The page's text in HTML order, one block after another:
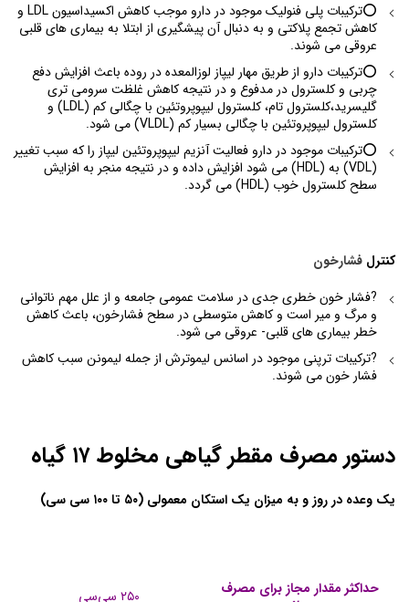
⭕️ترکیبات پلی فنولیک موجود در دارو موجب کاهش اکسیداسیون LDL و
کاهش تجمع پلاکتی و به دنبال آن پیشگیری از ابتلا به بیماری های قلبی
عروقی می شوند.
⭕️ترکیبات دارو از طریق مهار لیپاز لوزالمعده در روده باعث افزایش دفع
چربی و کلسترول در مدفوع و در نتیجه کاهش غلظت سرومی تری
گلیسرید،کلسترول تام، کلسترول لیپوپروتئین با چگالی کم (LDL) و
کلسترول لیپوپروتئین با چگالی بسیار کم (VLDL) می شود.
⭕️ترکیبات موجود در دارو فعالیت آنزیم لیپوپروتئین لیپاز را که سبب تغییر
(VDL) به (HDL) می شود افزایش داده و در نتیجه منجر به افزایش
سطح کلسترول خوب (HDL) می گردد.
کنترل فشارخون
?فشار خون خطری جدی در سلامت عمومی جامعه و از علل مهم ناتوانی
و مرگ و میر است و کاهش متوسطی در سطح فشارخون، باعث کاهش
خطر بیماری های قلبی- عروقی می شود.
?ترکیبات ترپنی موجود در اسانس لیموترش از جمله لیمونن سبب کاهش
فشار خون می شوند.
دستور مصرف مقطر گیاهی مخلوط ۱۷ گیاه
یک وعده در روز و به میزان یک استکان معمولی (۵۰ تا ۱۰۰ سی سی)
حداکثر مقدار مجاز برای مصرف
۲۵۰ سی‌سی